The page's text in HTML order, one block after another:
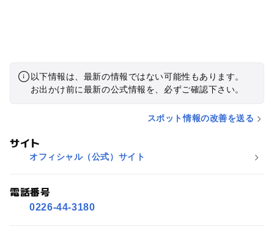
以下情報は、最新の情報ではない可能性もあります。
お出かけ前に最新の公式情報を、必ずご確認下さい。
スポット情報の改善を送る
サイト
オフィシャル（公式）サイト
電話番号
0226-44-3180